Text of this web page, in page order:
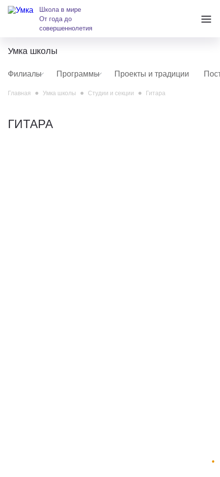
Школа в мире
От года до
совершеннолетия
andreeva@krasumka.ru
Умка школы
Филиалы Программы Проекты и традиции
Главная Умка школы Студии и секции Гитара
ГИТАРА